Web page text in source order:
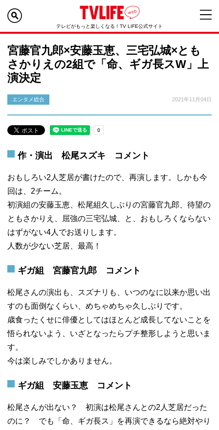
テレビがもっと楽しくなる！TV LIFE公式サイト
宮藤官九郎×安藤玉恵、三宅弘城×とも
さかりえの2組で「命、ギガ長スW」上
演決定
エンタメ総合 2021年11月04日
作・演出 松尾スズキ コメント
おもしろい2人芝居が書けたので、再演します。しかも今
回は、2チーム。
初演組の安藤玉恵、松尾組久しぶりの宮藤官九郎、待望の
ともさかりえ、屈強の三宅弘城、と、おもしろくならない
はずがない4人でお送りします。
人数が少ない芝居、最高！
ギガ組 宮藤官九郎 コメント
松尾さんの演出も、スズナリも、いつのなに以来か思い出
すのも面倒なくらい、めちゃめちゃ久しぶりです。
歳食ったくせに俳優としてはほとんど成長してないことを
悟られないよう、いざとなったらプチ整形しようと思いま
す。
今は楽しみでしかありません。
ギガ組 安藤玉恵 コメント
松尾さんが出ない？ 初演は松尾さんとの2人芝居だった
のに？ でも「命、ギガ長ス」を再演できるなら絶対やり